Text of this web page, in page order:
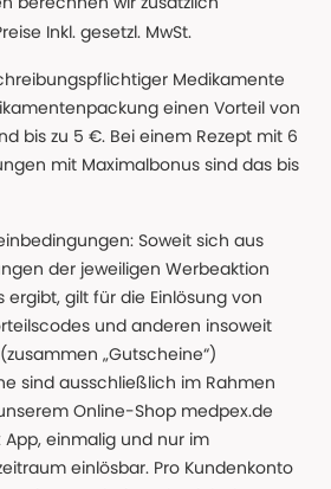
Inkl. gesetzl. MwSt.
Medikamente
einen Vorteil von
bis zu 5 €. Bei einem Rezept mit 6
mit Maximalbonus sind das bis
Soweit sich aus
der jeweiligen Werbeaktion
gilt für die Einlösung von
und anderen insoweit
„Gutscheine“)
sind ausschließlich im Rahmen
Online-Shop medpex.de
einmalig und nur im
einlösbar. Pro Kundenkonto